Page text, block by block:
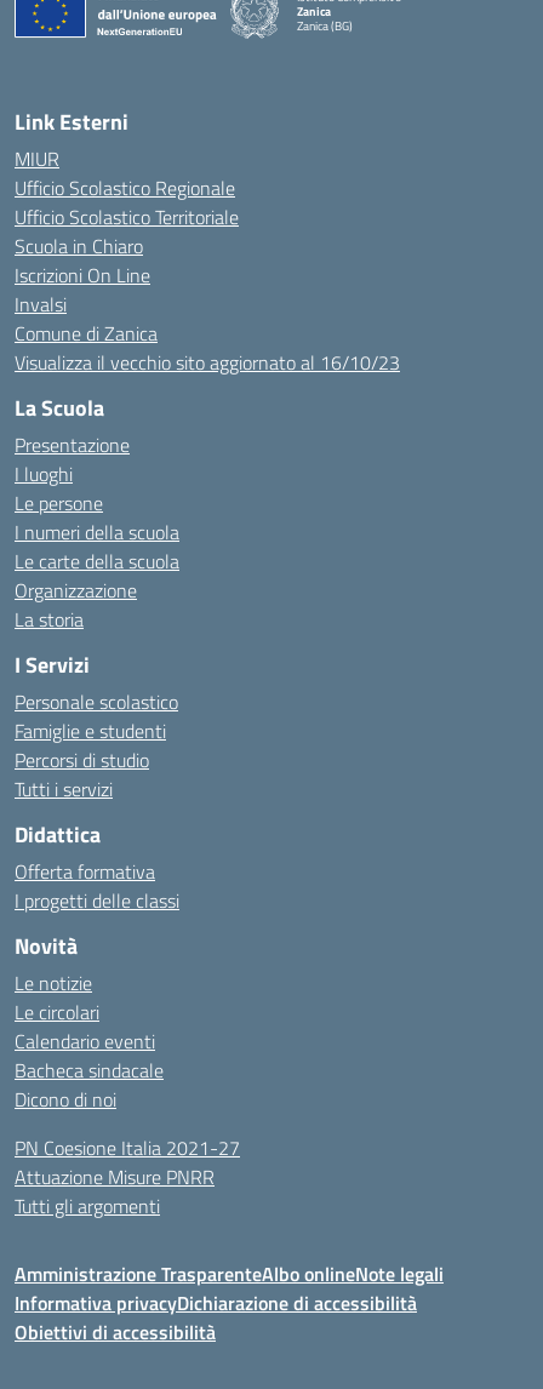
Zanica
Zanica (BG)
Link Esterni
MIUR
Ufficio Scolastico Regionale
Ufficio Scolastico Territoriale
Scuola in Chiaro
Iscrizioni On Line
Invalsi
Comune di Zanica
Visualizza il vecchio sito aggiornato al 16/10/23
La Scuola
Presentazione
I luoghi
Le persone
I numeri della scuola
Le carte della scuola
Organizzazione
La storia
I Servizi
Personale scolastico
Famiglie e studenti
Percorsi di studio
Tutti i servizi
Didattica
Offerta formativa
I progetti delle classi
Novità
Le notizie
Le circolari
Calendario eventi
Bacheca sindacale
Dicono di noi
PN Coesione Italia 2021-27
Attuazione Misure PNRR
Tutti gli argomenti
Amministrazione TrasparenteAlbo onlineNote legali
Informativa privacyDichiarazione di accessibilità
Obiettivi di accessibilità